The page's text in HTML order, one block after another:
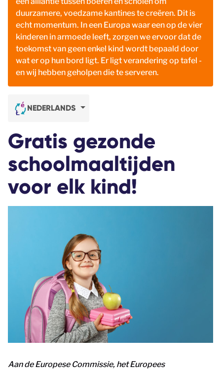
duurzamere, voedzame kantines te creëren. Dit is
echt momentum. In een Europa waar een op de vier
kinderen in armoede leeft, zorgen we ervoor dat de
toekomst van geen enkel kind wordt bepaald door
wat er op hun bord ligt. Er ligt verandering op tafel -
en wij hebben geholpen die te serveren.
NEDERLANDS
Gratis gezonde
schoolmaaltijden
voor elk kind!
Aan de Europese Commissie, het Europees